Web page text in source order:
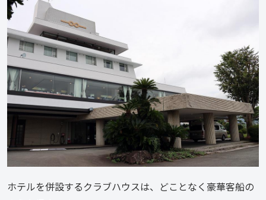
ホテルを併設するクラブハウスは、どことなく豪華客船の